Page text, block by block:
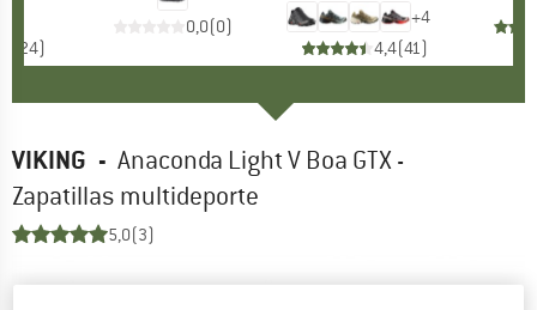
24)
0,0(0) +4
4,4(41)
VIKING - Anaconda Light V Boa GTX -
Zapatillas multideporte
5,0(3)